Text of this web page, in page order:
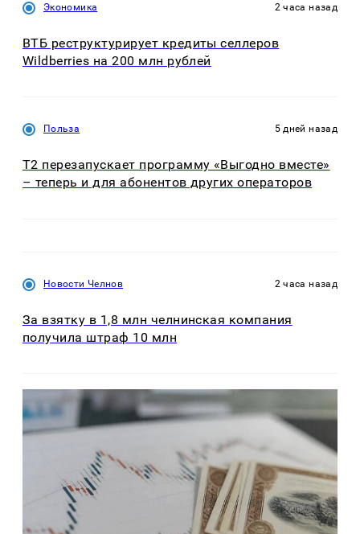
Экономика 2 часа назад
ВТБ реструктурирует кредиты селлеров
Wildberries на 200 млн рублей
Польза 5 дней назад
Т2 перезапускает программу «Выгодно вместе»
– теперь и для абонентов других операторов
Новости Челнов 2 часа назад
За взятку в 1,8 млн челнинская компания
получила штраф 10 млн